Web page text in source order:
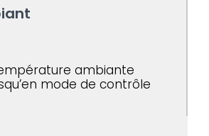
ambiante
mode de contrôle